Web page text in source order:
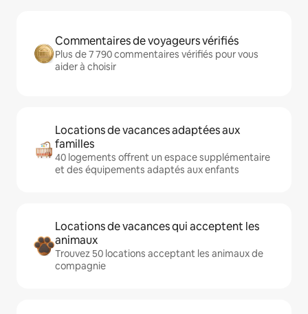
Commentaires de voyageurs vérifiés
Plus de 7 790 commentaires vérifiés pour vous
aider à choisir
Locations de vacances adaptées aux
familles
40 logements offrent un espace supplémentaire
et des équipements adaptés aux enfants
Locations de vacances qui acceptent les
animaux
Trouvez 50 locations acceptant les animaux de
compagnie